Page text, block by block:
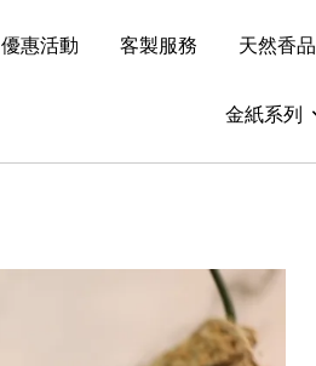
優惠活動 客製服務 天然香品
金紙系列